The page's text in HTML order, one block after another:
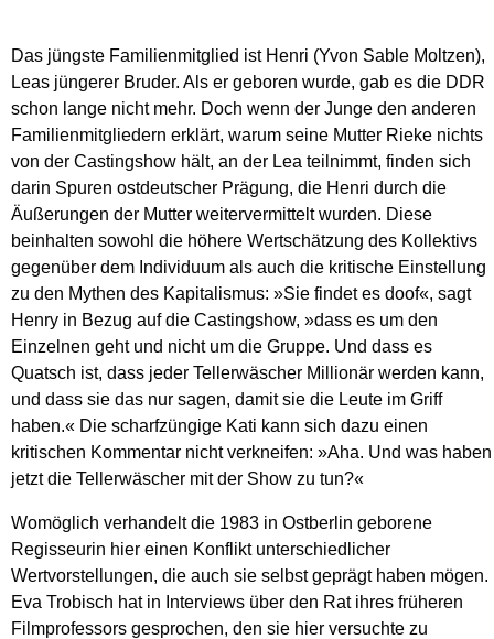
Das jüngste Familienmitglied ist Henri (Yvon Sable Moltzen),
Leas jüngerer Bruder. Als er geboren wurde, gab es die DDR
schon lange nicht mehr. Doch wenn der Junge den anderen
Familienmitgliedern erklärt, warum seine Mutter Rieke nichts
von der Castingshow hält, an der Lea teilnimmt, finden sich
darin Spuren ostdeutscher Prägung, die Henri durch die
Äußerungen der Mutter weitervermittelt wurden. Diese
beinhalten sowohl die höhere Wertschätzung des Kollektivs
gegenüber dem Individuum als auch die kritische Einstellung
zu den Mythen des Kapitalismus: »Sie findet es doof«, sagt
Henry in Bezug auf die Castingshow, »dass es um den
Einzelnen geht und nicht um die Gruppe. Und dass es
Quatsch ist, dass jeder Tellerwäscher Millionär werden kann,
und dass sie das nur sagen, damit sie die Leute im Griff
haben.« Die scharfzüngige Kati kann sich dazu einen
kritischen Kommentar nicht verkneifen: »Aha. Und was haben
jetzt die Tellerwäscher mit der Show zu tun?«
Womöglich verhandelt die 1983 in Ostberlin geborene
Regisseurin hier einen Konflikt unterschiedlicher
Wertvorstellungen, die auch sie selbst geprägt haben mögen.
Eva Trobisch hat in Interviews über den Rat ihres früheren
Filmprofessors gesprochen, den sie hier versuchte zu